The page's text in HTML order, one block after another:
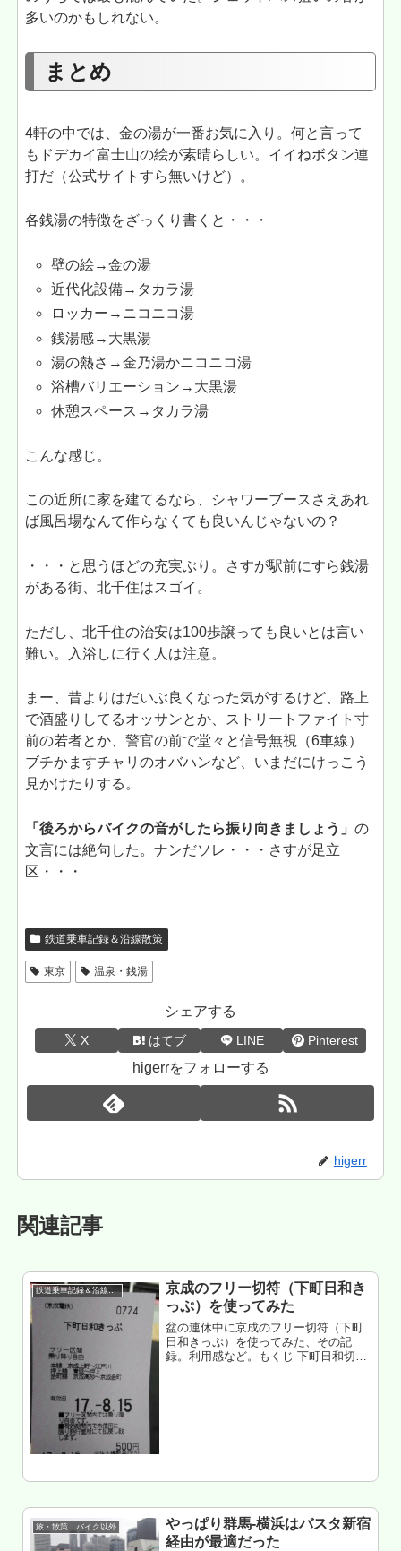
多いのかもしれない。
まとめ
4軒の中では、金の湯が一番お気に入り。何と言って
もドデカイ富士山の絵が素晴らしい。イイねボタン連
打だ（公式サイトすら無いけど）。
各銭湯の特徴をざっくり書くと・・・
壁の絵→金の湯
近代化設備→タカラ湯
ロッカー→ニコニコ湯
銭湯感→大黒湯
湯の熱さ→金乃湯かニコニコ湯
浴槽バリエーション→大黒湯
休憩スペース→タカラ湯
こんな感じ。
この近所に家を建てるなら、シャワーブースさえあれ
ば風呂場なんて作らなくても良いんじゃないの？
・・・と思うほどの充実ぶり。さすが駅前にすら銭湯
がある街、北千住はスゴイ。
ただし、北千住の治安は100歩譲っても良いとは言い
難い。入浴しに行く人は注意。
まー、昔よりはだいぶ良くなった気がするけど、路上
で酒盛りしてるオッサンとか、ストリートファイト寸
前の若者とか、警官の前で堂々と信号無視（6車線）
ブチかますチャリのオバハンなど、いまだにけっこう
見かけたりする。
「後ろからバイクの音がしたら振り向きましょう」の
文言には絶句した。ナンだソレ・・・さすが足立
区・・・
鉄道乗車記録＆沿線散策
東京 温泉・銭湯
シェアする
X はてブ LINE Pinterest
higerrをフォローする
higerr
関連記事
鉄道乗車記録＆沿線散策
京成のフリー切符（下町日和き
っぷ）を使ってみた
盆の連休中に京成のフリー切符（下町
日和きっぷ）を使ってみた、その記
録。利用感など。もくじ 下町日和切符
旅・散策 バイク以外
やっぱり群馬-横浜はバスタ新宿
経由が最適だった